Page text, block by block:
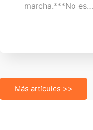
marcha.***No es…
Más artículos >>